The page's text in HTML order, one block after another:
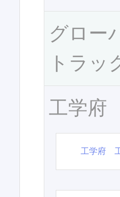
グロー
トラッ
工学府
工学府